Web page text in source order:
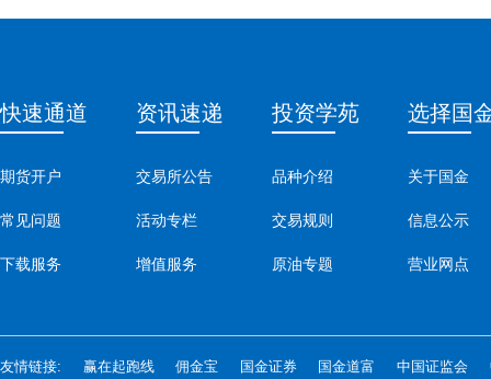
快速通道
期货开户
常见问题
下载服务
资讯速递
交易所公告
活动专栏
增值服务
投资学苑
品种介绍
交易规则
原油专题
选择国
关于国金
信息公示
营业网点
友情链接: 赢在起跑线 佣金宝 国金证券 国金道富 中国证监会